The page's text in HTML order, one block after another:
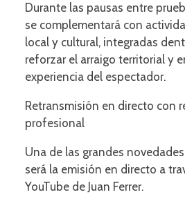
Durante las pausas entre
se complementará con
local y cultural, integradas
reforzar el arraigo territorial y
experiencia del espectador.
Retransmisión en directo con
profesional
Una de las grandes
será la emisión en directo a
YouTube de Juan Ferrer.